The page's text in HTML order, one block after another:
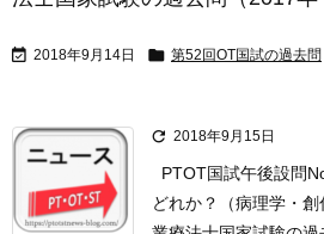
 2018年9月14日  第52回OT国試の過去問
 2018年9月15日
PTOT国試午後設問
どれか？（病理学・